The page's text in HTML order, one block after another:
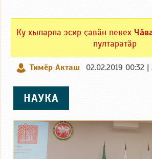
Ку хыпарпа эсир ҫавӑн пекех
пултаратӑр
Тимӗр Акташ 02.02.2019 00:32
НАУКА